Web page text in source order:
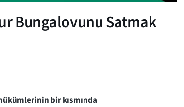
Bungalovunu Satmak
bir kısmında